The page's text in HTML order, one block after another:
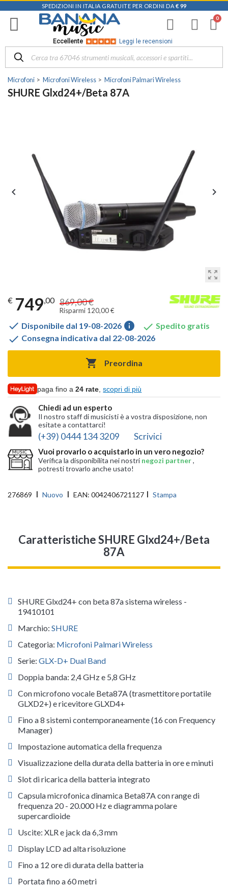
SPEDIZIONI IN ITALIA GRATUITE PER ORDINI DA € 99
Eccellente Leggi le recensioni
Microfoni Microfoni Wireless Microfoni Palmari Wireless
SHURE Glxd24+/Beta 87A
zoom_out_map
 
€ 749,00 869,00 €
Risparmi 120,00 €
 Disponibile dal 19-08-2026 info  Spedito gratis
 Consegna indicativa dal 22-08-2026
 Preordina
paga fino a24 rate ,scopri di più
Chiedi ad un esperto
Il nostro staff di musicisti è a vostra disposizione, non
esitate a contattarci!
(+39) 0444 134 3209 Scrivici
Vuoi provarlo o acquistarlo in un vero negozio?
Verifica la disponibilita nei nostri negozi partner,
potresti trovarlo anche usato!
276869 Nuovo EAN: 0042406721127 Stampa
Caratteristiche SHURE Glxd24+/Beta
87A
SHURE Glxd24+ con beta 87a sistema wireless -
19410101
Marchio: SHURE
Categoria: Microfoni Palmari Wireless
Serie: GLX-D+ Dual Band
Doppia banda: 2,4 GHz e 5,8 GHz
Con microfono vocale Beta87A (trasmettitore portatile
GLXD2+) e ricevitore GLXD4+
Fino a 8 sistemi contemporaneamente (16 con Frequency
Manager)
Impostazione automatica della frequenza
Visualizzazione della durata della batteria in ore e minuti
Slot di ricarica della batteria integrato
Capsula microfonica dinamica Beta87A con range di
frequenza 20 - 20.000 Hz e diagramma polare
supercardioide
Uscite: XLR e jack da 6,3 mm
Display LCD ad alta risoluzione
Fino a 12 ore di durata della batteria
Portata fino a 60 metri